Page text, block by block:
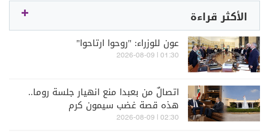
الأكثر قراءة
عون للوزراء: "روحوا ارتاحوا"
01:30 | 2026-08-09
اتصالٌ من بعبدا منع انهيار جلسة روما..
هذه قصة غضب سيمون كرم
02:30 | 2026-08-09